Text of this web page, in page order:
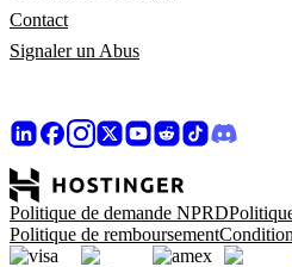
Contact
Signaler un Abus
Politique de demande NPRD
Politique de remboursement